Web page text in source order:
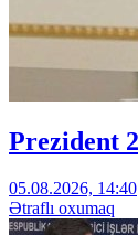
Prezident
05.08.2026, 14:40
Ətraflı oxumaq